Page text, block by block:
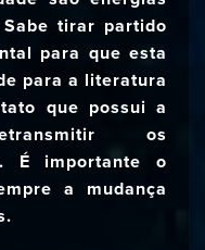
tirar partido
para que esta
para a literatura
que possui a
os
É importante o
a mudança